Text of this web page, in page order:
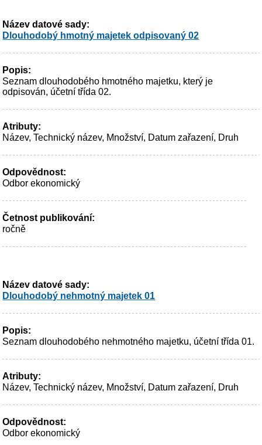
Název datové sady:
Dlouhodobý hmotný majetek odpisovaný 02
Popis:
Seznam dlouhodobého hmotného majetku, který je
odpisován, účetní třída 02.
Atributy:
Název, Technický název, Množství, Datum zařazení, Druh
Odpovědnost:
Odbor ekonomický
Četnost publikování:
ročně
Název datové sady:
Dlouhodobý nehmotný majetek 01
Popis:
Seznam dlouhodobého nehmotného majetku, účetní třída 01.
Atributy:
Název, Technický název, Množství, Datum zařazení, Druh
Odpovědnost:
Odbor ekonomický